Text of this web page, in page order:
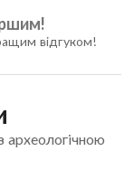
відгуком!
археологічною